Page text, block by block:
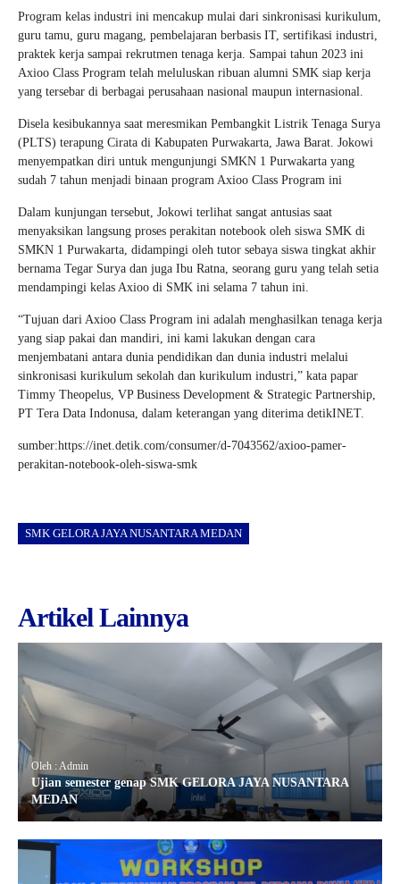
Program kelas industri ini mencakup mulai dari sinkronisasi kurikulum,
guru tamu, guru magang, pembelajaran berbasis IT, sertifikasi industri,
praktek kerja sampai rekrutmen tenaga kerja. Sampai tahun 2023 ini
Axioo Class Program telah meluluskan ribuan alumni SMK siap kerja
yang tersebar di berbagai perusahaan nasional maupun internasional.
Disela kesibukannya saat meresmikan Pembangkit Listrik Tenaga Surya
(PLTS) terapung Cirata di Kabupaten Purwakarta, Jawa Barat. Jokowi
menyempatkan diri untuk mengunjungi SMKN 1 Purwakarta yang
sudah 7 tahun menjadi binaan program Axioo Class Program ini
Dalam kunjungan tersebut, Jokowi terlihat sangat antusias saat
menyaksikan langsung proses perakitan notebook oleh siswa SMK di
SMKN 1 Purwakarta, didampingi oleh tutor sebaya siswa tingkat akhir
bernama Tegar Surya dan juga Ibu Ratna, seorang guru yang telah setia
mendampingi kelas Axioo di SMK ini selama 7 tahun ini.
“Tujuan dari Axioo Class Program ini adalah menghasilkan tenaga kerja
yang siap pakai dan mandiri, ini kami lakukan dengan cara
menjembatani antara dunia pendidikan dan dunia industri melalui
sinkronisasi kurikulum sekolah dan kurikulum industri,” kata papar
Timmy Theopelus, VP Business Development & Strategic Partnership,
PT Tera Data Indonusa, dalam keterangan yang diterima detikINET.
sumber:https://inet.detik.com/consumer/d-7043562/axioo-pamer-
perakitan-notebook-oleh-siswa-smk
SMK GELORA JAYA NUSANTARA MEDAN
Artikel Lainnya
Oleh : Admin
Ujian semester genap SMK GELORA JAYA NUSANTARA
MEDAN